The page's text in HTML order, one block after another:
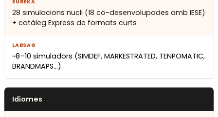
28 simulacions nucli (18 co-desenvolupades amb IESE)
+ catàleg Express de formats curts
~8–10 simuladors (SIMDEF, MARKESTRATED, TENPOMATIC,
BRANDMAPS…)
Idiomes